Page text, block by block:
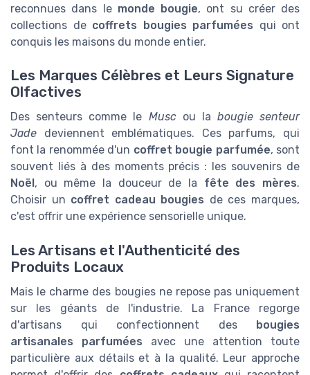
reconnues dans le monde bougie, ont su créer des
collections de coffrets bougies parfumées qui ont
conquis les maisons du monde entier.
Les Marques Célèbres et Leurs Signature
Olfactives
Des senteurs comme le Muscou la bougie senteur
Jade deviennent emblématiques. Ces parfums, qui
font la renommée d'un coffret bougie parfumée, sont
souvent liés à des moments précis : les souvenirs de
Noël , ou même la douceur de la fête des mères.
Choisir un coffret cadeau bougies de ces marques,
c'est offrir une expérience sensorielle unique.
Les Artisans et l'Authenticité des
Produits Locaux
Mais le charme des bougies ne repose pas uniquement
sur les géants de l'industrie. La France regorge
d'artisans qui confectionnent des bougies
artisanales parfumées avec une attention toute
particulière aux détails et à la qualité. Leur approche